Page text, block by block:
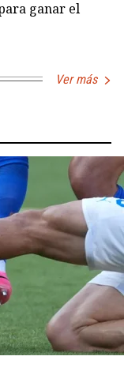
ganar el
Ver más